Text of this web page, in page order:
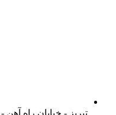
تبریز - خیابان راه آهن